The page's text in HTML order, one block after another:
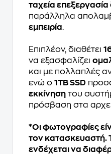
ταχεία
παράλληλα
εμπειρία.
Επιπλέον, διαθέτει
να εξασφαλίζει
και με πολλαπλές
ενώ ο 1TB SSD
εκκίνηση του
πρόσβαση στα
*Οι φωτογραφίες
τον κατασκευαστή.
ενδέχεται να